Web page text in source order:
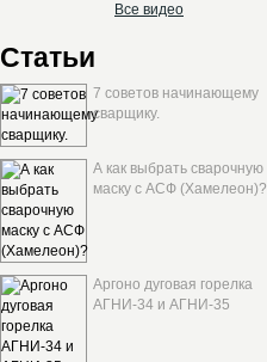
Все видео
Статьи
7 советов начинающему
сварщику.
А как выбрать сварочную
маску с АСФ (Хамелеон)?
Аргоно дуговая горелка
АГНИ-34 и АГНИ-35